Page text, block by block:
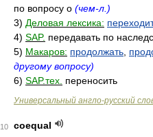
по вопросу о (чем-л.)
3) Деловая лексика:
4) SAP. передавать по
5) Макаров: продолжать
другому вопросу)
6) SAP.тех. переносить
Универсальный англо-русский
10
coequal